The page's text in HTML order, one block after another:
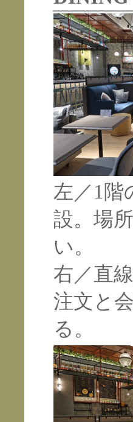
左／1階
設。場
い。
右／直
注文と
る。